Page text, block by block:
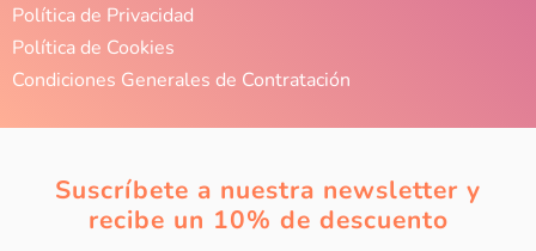
Política de Privacidad
Política de Cookies
Condiciones Generales de Contratación
Suscríbete a nuestra newsletter y
recibe un 10% de descuento